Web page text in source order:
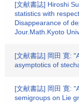
[文献書誌] Hiroshi
statistics with
Disappearance of
Jour.Math.Kyoto
[文献書誌] 岡田 寛:
asymptotics of
[文献書誌] 岡田 寛:
semigroups on Lie